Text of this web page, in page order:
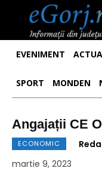
EVENIMENT
SPORT MONDEN
Angajații CE
ECONOMIC
martie 9, 2023